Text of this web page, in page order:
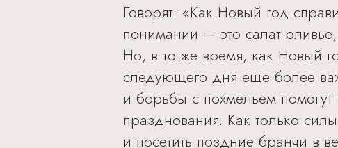
Говорят: «Как Новый год
понимании – это салат
Но, в то же время, как Новый
следующего дня еще более
и борьбы с похмельем
празднования. Как только
и посетить поздние бранчи в